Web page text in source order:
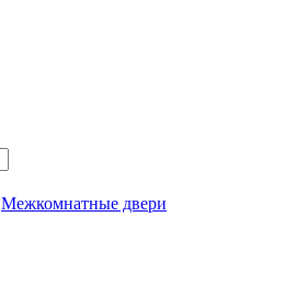
Межкомнатные двери